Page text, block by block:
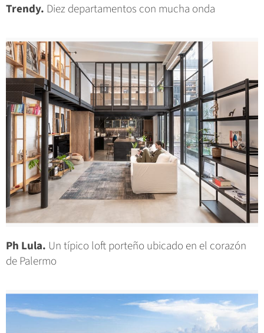
Trendy. Diez departamentos con mucha onda
Ph Lula. Un típico loft porteño ubicado en el corazón
de Palermo